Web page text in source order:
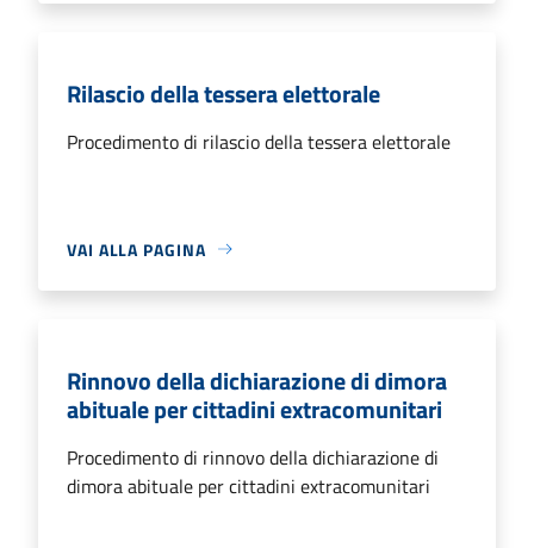
Rilascio della tessera elettorale
Procedimento di rilascio della tessera elettorale
VAI ALLA PAGINA
Rinnovo della dichiarazione di dimora
abituale per cittadini extracomunitari
Procedimento di rinnovo della dichiarazione di
dimora abituale per cittadini extracomunitari